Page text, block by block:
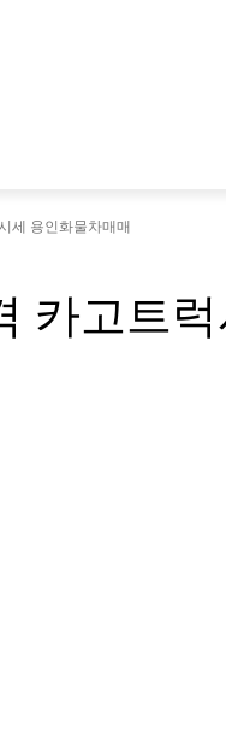
세 용인화물차매매
카고트